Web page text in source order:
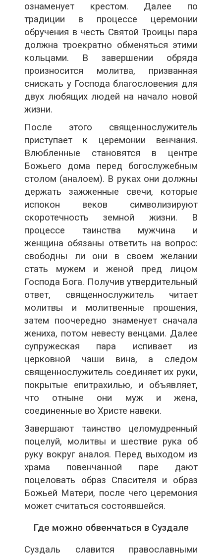
ознаменует крестом. Далее по
традиции в процессе церемонии
обручения в честь Святой Троицы пара
должна троекратно обменяться этими
кольцами. В завершении обряда
произносится молитва, призванная
снискать у Господа благословения для
двух любящих людей на начало новой
жизни.
После этого священнослужитель
приступает к церемонии венчания.
Влюбленные становятся в центре
Божьего дома перед богослужебным
столом (аналоем). В руках они должны
держать зажженные свечи, которые
испокон веков символизируют
скоротечность земной жизни. В
процессе таинства мужчина и
женщина обязаны ответить на вопрос:
свободны ли они в своем желании
стать мужем и женой пред лицом
Господа Бога. Получив утвердительный
ответ, священнослужитель читает
молитвы и молитвенные прошения,
затем поочередно знаменует сначала
жениха, потом невесту венцами. Далее
супружеская пара испивает из
церковной чаши вина, а следом
священнослужитель соединяет их руки,
покрытые епитрахилью, и объявляет,
что отныне они муж и жена,
соединенные во Христе навеки.
Завершают таинство целомудренный
поцелуй, молитвы и шествие рука об
руку вокруг аналоя. Перед выходом из
храма повенчанной паре дают
поцеловать образ Спасителя и образ
Божьей Матери, после чего церемония
может считаться состоявшейся.
Где можно обвенчаться в Суздале
Суздаль славится православными